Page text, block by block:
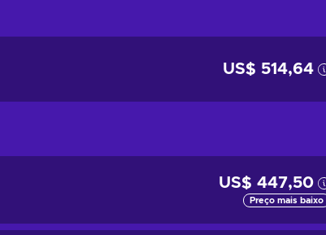
US$ 514,64
US$ 447,50
Preço mais baixo